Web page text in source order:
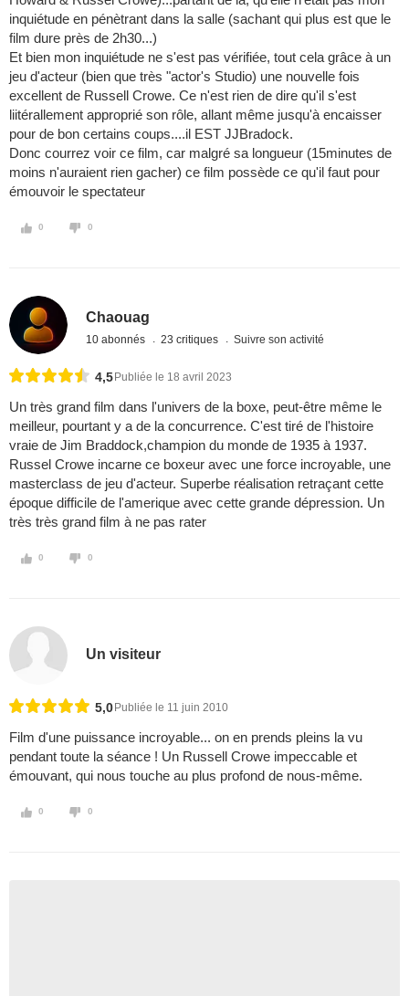
inquiétude en pénètrant dans la salle (sachant qui plus est que le
film dure près de 2h30...)
Et bien mon inquiétude ne s'est pas vérifiée, tout cela grâce à un
jeu d'acteur (bien que très "actor's Studio) une nouvelle fois
excellent de Russell Crowe. Ce n'est rien de dire qu'il s'est
liitérallement approprié son rôle, allant même jusqu'à encaisser
pour de bon certains coups....il EST JJBradock.
Donc courrez voir ce film, car malgré sa longueur (15minutes de
moins n'auraient rien gacher) ce film possède ce qu'il faut pour
émouvoir le spectateur
0 0
Chaouag
10 abonnés 23 critiques Suivre son activité
4,5 Publiée le 18 avril 2023
Un très grand film dans l'univers de la boxe, peut-être même le
meilleur, pourtant y a de la concurrence. C'est tiré de l'histoire
vraie de Jim Braddock,champion du monde de 1935 à 1937.
Russel Crowe incarne ce boxeur avec une force incroyable, une
masterclass de jeu d'acteur. Superbe réalisation retraçant cette
époque difficile de l'amerique avec cette grande dépression. Un
très très grand film à ne pas rater
0 0
Un visiteur
5,0 Publiée le 11 juin 2010
Film d'une puissance incroyable... on en prends pleins la vu
pendant toute la séance ! Un Russell Crowe impeccable et
émouvant, qui nous touche au plus profond de nous-même.
0 0